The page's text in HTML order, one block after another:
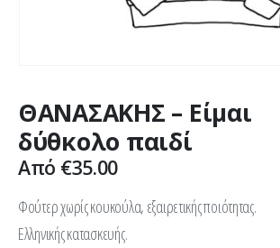
ΘΑΝΑΣΑΚΗΣ – Είμαι
δύθκολο παιδί
Από €35.00
Φούτερ χωρίς κουκούλα, εξαιρετικής ποιότητας.
Ελληνικής κατασκευής.